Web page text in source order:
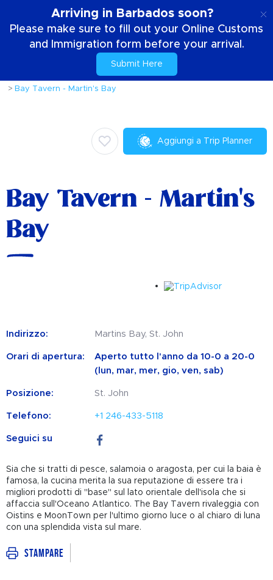
Arriving in Barbados soon?
Please make sure to fill out your Online Customs
and Immigration form before your arrival.
Submit Here
Attività e attrazioni
Bay Tavern - Martin's Bay
Aggiungi a Trip Planner
Bay Tavern - Martin's
Bay
Indirizzo: Martins Bay, St. John
Orari di apertura:
Aperto tutto l'anno da 10-0 a 20-0
(lun, mar, mer, gio, ven, sab)
Posizione: St. John
Telefono: +1 246-433-5118
Seguici su
Sia che si tratti di pesce, salamoia o aragosta, per cui la baia è
famosa, la cucina merita la sua reputazione di essere tra i
migliori prodotti di "base" sul lato orientale dell'isola che si
affaccia sull'Oceano Atlantico. The Bay Tavern rivaleggia con
Oistins e MoonTown per l'ultimo giorno luce o al chiaro di luna
con una splendida vista sul mare.
Stampare